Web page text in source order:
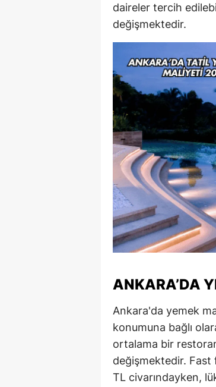
daireler tercih
değişmektedir.
ANKARA’DA
Ankara'da yemek
konumuna bağlı
ortalama bir
değişmektedir. Fast
TL civarındayken,